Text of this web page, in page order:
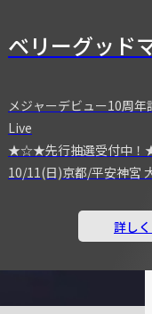
ベリーグッド
メジャーデビュー10周
Live
★☆★先行抽選受付中
10/11(日)京都/平安神宮
詳し